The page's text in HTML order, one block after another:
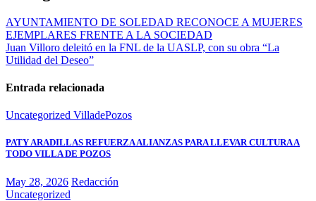
AYUNTAMIENTO DE SOLEDAD RECONOCE A MUJERES
EJEMPLARES FRENTE A LA SOCIEDAD
Juan Villoro deleitó en la FNL de la UASLP, con su obra “La
Utilidad del Deseo”
Entrada relacionada
Uncategorized VilladePozos
PATY ARADILLAS REFUERZA ALIANZAS PARA LLEVAR CULTURA A
TODO VILLA DE POZOS
May 28, 2026 Redacción
Uncategorized